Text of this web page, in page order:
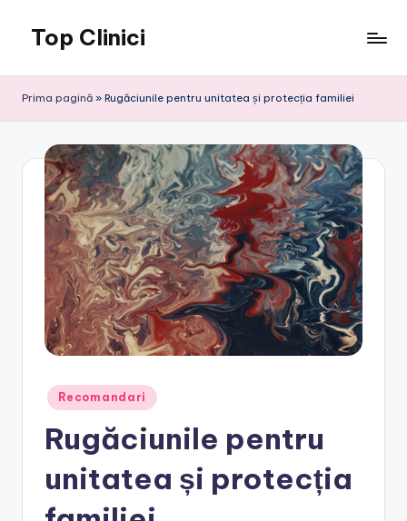
content
Top Clinici
Prima pagină » Rugăciunile pentru unitatea și protecția familiei
Posted
in
Recomandari
Rugăciunile pentru
unitatea și protecția